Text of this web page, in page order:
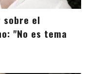
sobre el
"No es tema